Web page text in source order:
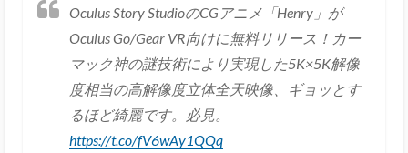
Oculus Story StudioのCGアニメ「Henry」が
Oculus Go/Gear VR向けに無料リリース！カー
マック神の謎技術により実現した5K×5K解像
度相当の高解像度立体全天映像、ギョッとす
るほど綺麗です。必見。
https://t.co/fV6wAy1QQq